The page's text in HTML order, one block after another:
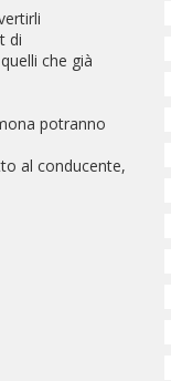
di
che già
potranno
al conducente,